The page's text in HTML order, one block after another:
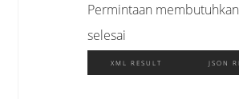
Permintaan membutuhkan
selesai
XML RESULT JSON